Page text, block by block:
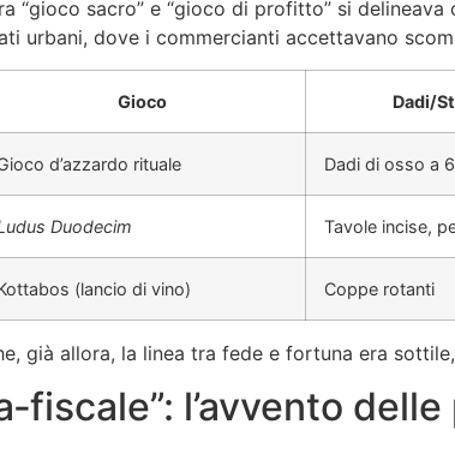
“gioco sacro” e “gioco di profitto” si
urbani, dove i commercianti accettavano
Gioco Dadi/
d’azzardo rituale Dadi di osso a
Duodecim Tavole incise,
(lancio di vino) Coppe rotanti
già allora, la linea tra fede e fortuna era
l’avvento